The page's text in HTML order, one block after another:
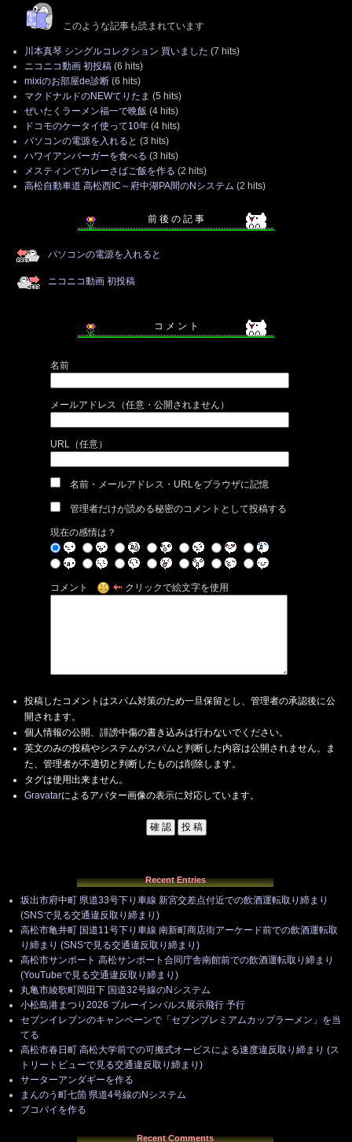
このような記事も読まれています
川本真琴 シングルコレクション 買いました (7 hits)
ニコニコ動画 初投稿 (6 hits)
mixiのお部屋de診断 (6 hits)
マクドナルドのNEWてりたま (5 hits)
ぜいたくラーメン福一で晩飯 (4 hits)
ドコモのケータイ使って10年 (4 hits)
パソコンの電源を入れると (3 hits)
ハワイアンバーガーを食べる (3 hits)
メスティンでカレーさばご飯を作る (2 hits)
高松自動車道 高松西IC～府中湖PA間のNシステム (2 hits)
前 後 の 記 事
パソコンの電源を入れると
ニコニコ動画 初投稿
コ メ ン ト
名前
メールアドレス（任意・公開されません）
URL（任意）
名前・メールアドレス・URLをブラウザに記憶
管理者だけが読める秘密のコメントとして投稿する
現在の感情は？
コメント クリックで絵文字を使用
投稿したコメントはスパム対策のため一旦保留とし、管理者の承認後に公
開されます。
個人情報の公開、誹謗中傷の書き込みは行わないでください。
英文のみの投稿やシステムがスパムと判断した内容は公開されません。ま
た、管理者が不適切と判断したものは削除します。
タグは使用出来ません。
Gravatarによるアバター画像の表示に対応しています。
Recent Entries
坂出市府中町 県道33号下り車線 新宮交差点付近での飲酒運転取り締まり
(SNSで見る交通違反取り締まり)
高松市亀井町 国道11号下り車線 南新町商店街アーケード前での飲酒運転取
り締まり (SNSで見る交通違反取り締まり)
高松市サンポート 高松サンポート合同庁舎南館前での飲酒運転取り締まり
(YouTubeで見る交通違反取り締まり)
丸亀市綾歌町岡田下 国道32号線のNシステム
小松島港まつり2026 ブルーインパルス展示飛行 予行
セブンイレブンのキャンペーンで「セブンプレミアムカップラーメン」を当
てる
高松市春日町 高松大学前での可搬式オービスによる速度違反取り締まり (ス
トリートビューで見る交通違反取り締まり)
サーターアンダギーを作る
まんのう町七箇 県道4号線のNシステム
ブコパイを作る
Recent Comments